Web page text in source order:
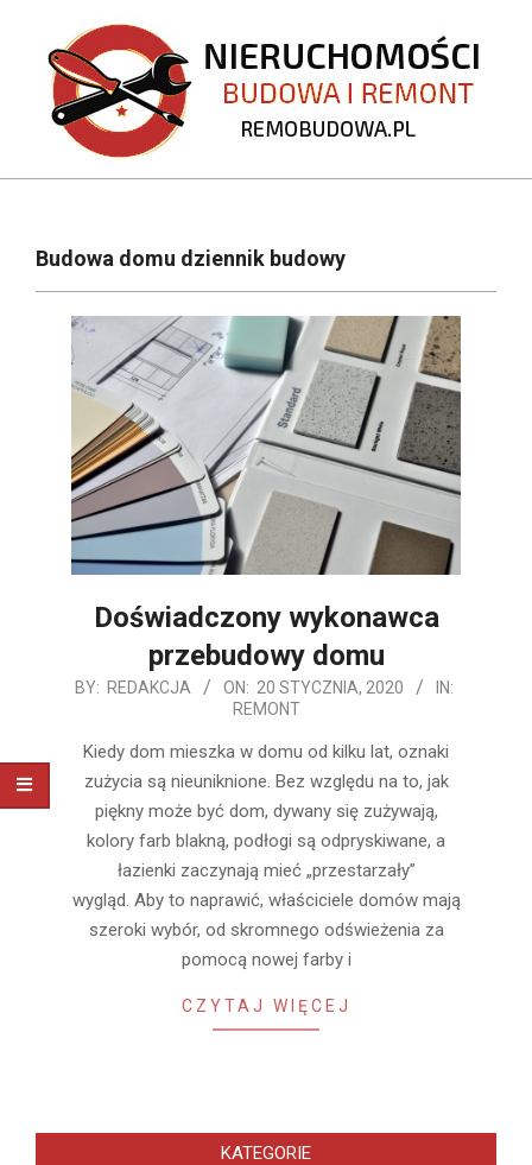
content
REMOBUDOWA.PL
NavigationBudowa domu dziennik budowy
Doświadczony wykonawca
przebudowy domu
2020-
20
BY: REDAKCJA ON: 20 STYCZNIA, 2020
IN:
REMONT
Kiedy dom mieszka w domu od kilku lat, oznaki
zużycia są nieuniknione. Bez względu na to, jak
piękny może być dom, dywany się zużywają,
kolory farb blakną, podłogi są odpryskiwane, a
łazienki zaczynają mieć „przestarzały”
wygląd. Aby to naprawić, właściciele domów mają
szeroki wybór, od skromnego odświeżenia za
pomocą nowej farby i
CZYTAJ WIĘCEJ
KATEGORIE